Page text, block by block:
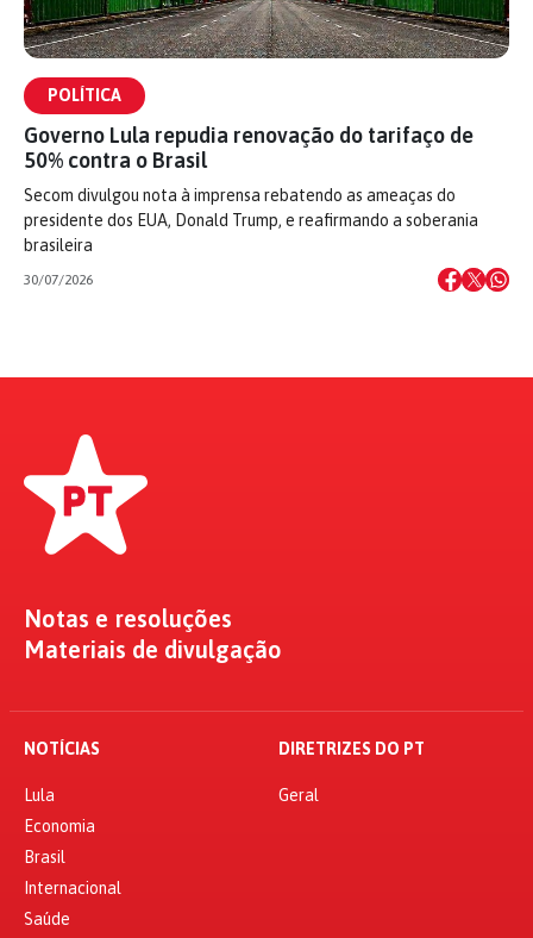
POLÍTICA
Governo Lula repudia renovação do tarifaço de
50% contra o Brasil
Secom divulgou nota à imprensa rebatendo as ameaças do
presidente dos EUA, Donald Trump, e reafirmando a soberania
brasileira
30/07/2026
Notas e resoluções
Materiais de divulgação
NOTÍCIAS
Lula
Economia
Brasil
Internacional
Saúde
DIRETRIZES DO PT
Geral